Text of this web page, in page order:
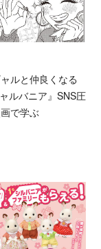
ルと仲良くなる
ルバニア』SNS圧
で学ぶ